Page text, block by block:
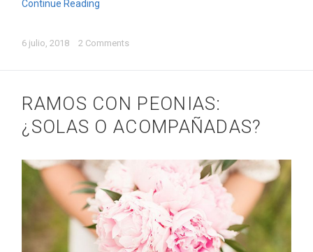
julio 2018
enero 2017
noviembre 2016
octubre 2016
septiembre 2016
agosto 2016
julio 2016
Continue Reading
6 julio, 2018 2 Comments
RAMOS CON PEONIAS:
¿SOLAS O ACOMPAÑADAS?